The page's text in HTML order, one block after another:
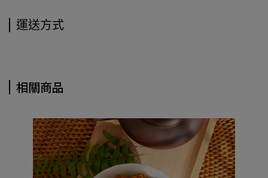
運送方式
相關商品